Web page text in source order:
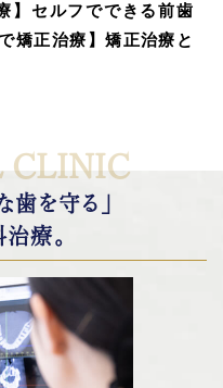
】セルフでできる前歯
矯正治療】矯正治療と
CLINIC
歯を守る」
療。